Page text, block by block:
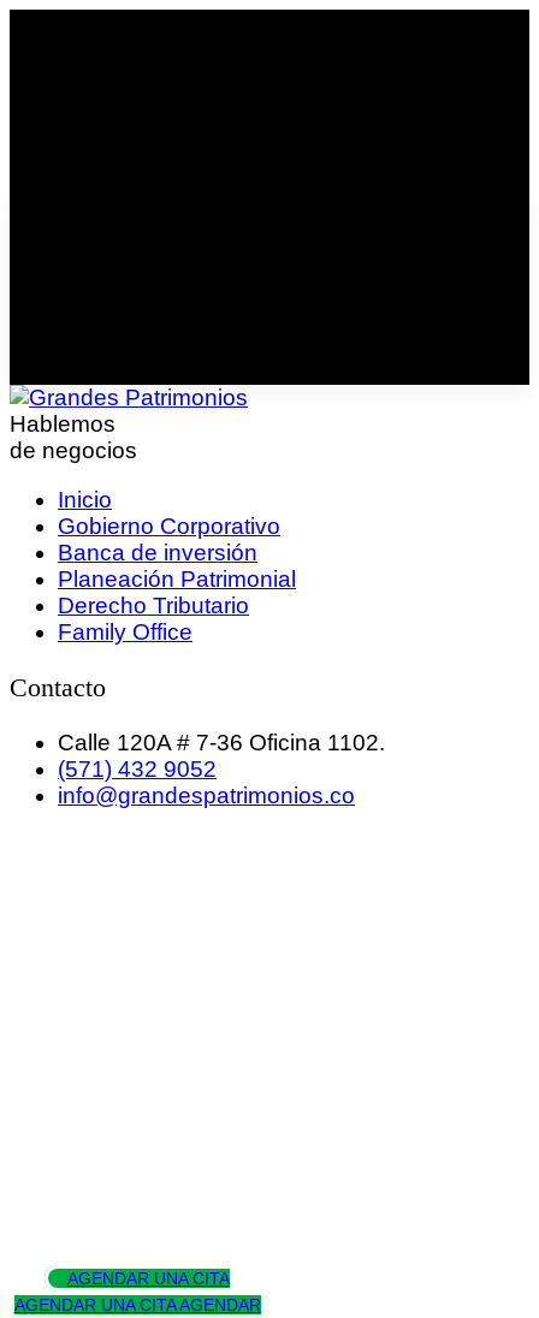
Hablemos
de negocios
Inicio
Gobierno Corporativo
Banca de inversión
Planeación Patrimonial
Derecho Tributario
Family Office
Contacto
Calle 120A # 7-36 Oficina 1102.
(571) 432 9052
info@grandespatrimonios.co
AGENDAR UNA CITA
AGENDAR UNA CITA AGENDAR